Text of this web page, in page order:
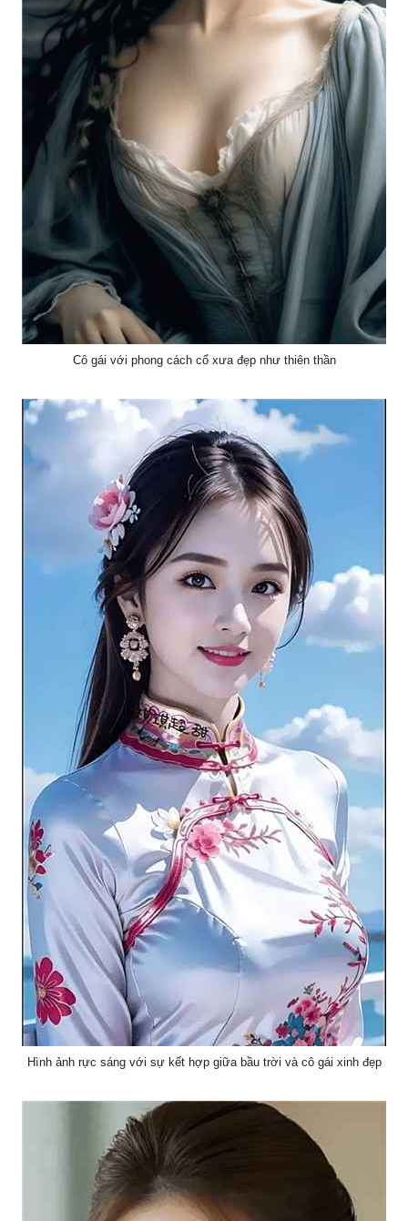
Cô gái với phong cách cổ xưa đẹp như thiên thần
Hình ảnh rực sáng với sự kết hợp giữa bầu trời và cô gái xinh đẹp